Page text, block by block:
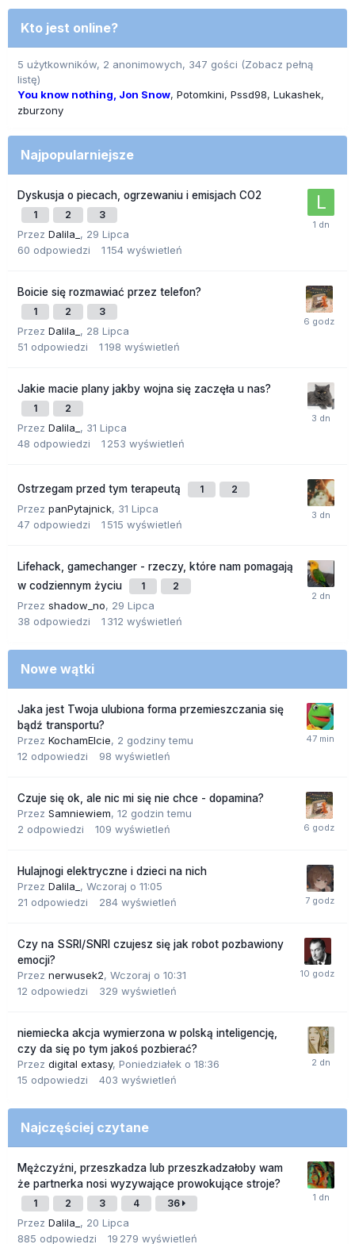
Kto jest online?
5 użytkowników, 2 anonimowych, 347 gości (Zobacz pełną
listę)
You know nothing, Jon Snow Potomkini Pssd98 Lukashek
zburzony
Najpopularniejsze
Dyskusja o piecach, ogrzewaniu i emisjach CO2
1 2 3
Przez Dalila_ , 29 Lipca
60 odpowiedzi 1 154 wyświetleń
Boicie się rozmawiać przez telefon?
1 2 3
Przez Dalila_ , 28 Lipca
51 odpowiedzi 1 198 wyświetleń
Jakie macie plany jakby wojna się zaczęła u nas?
1 2
Przez Dalila_ , 31 Lipca
48 odpowiedzi 1 253 wyświetleń
Ostrzegam przed tym terapeutą 1 2
Przez panPytajnick, 31 Lipca
47 odpowiedzi 1 515 wyświetleń
Lifehack, gamechanger - rzeczy, które nam pomagają
w codziennym życiu
1 2
Przez shadow_no, 29 Lipca
38 odpowiedzi 1 312 wyświetleń
Nowe wątki
Jaka jest Twoja ulubiona forma przemieszczania się
bądź transportu?
Przez KochamElcie, 2 godziny temu
12 odpowiedzi 98 wyświetleń
Czuje się ok, ale nic mi się nie chce - dopamina?
Przez Samniewiem, 12 godzin temu
2 odpowiedzi 109 wyświetleń
Hulajnogi elektryczne i dzieci na nich
Przez Dalila_ , Wczoraj o 11:05
21 odpowiedzi 284 wyświetleń
Czy na SSRI/SNRI czujesz się jak robot pozbawiony
emocji?
Przez nerwusek2, Wczoraj o 10:31
12 odpowiedzi 329 wyświetleń
niemiecka akcja wymierzona w polską inteligencję,
czy da się po tym jakoś pozbierać?
Przez digital extasy, Poniedziałek o 18:36
15 odpowiedzi 403 wyświetleń
Najczęściej czytane
Mężczyźni, przeszkadza lub przeszkadzałoby wam
że partnerka nosi wyzywające prowokujące stroje?
1 2 3 4 36
Przez Dalila_ , 20 Lipca
885 odpowiedzi 19 279 wyświetleń